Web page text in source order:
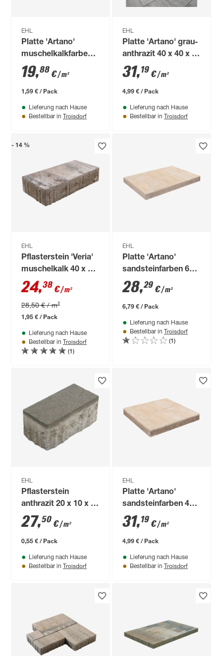
EHL
Platte 'Artano'
muschelkalkfarben
40 x 20 x 4 cm
19,88 €/ m²
1,59 € / Pack
Lieferung nach Hause
Bestellbar in Troisdorf
EHL
Platte 'Artano' grau-
anthrazit 40 x 40 x 4
cm
31,19 €/ m²
4,99 € / Pack
Lieferung nach Hause
Bestellbar in Troisdorf
- 14 %
EHL
Pflasterstein 'Veria'
muschelkalk 40 x 20
x 8 cm
24,38 €/ m²
28,50 € / m²
1,95 € / Pack
Lieferung nach Hause
Bestellbar in Troisdorf
(1)
EHL
Platte 'Artano'
sandsteinfarben 60 x
40 x 4 cm
28,29 €/ m²
6,79 € / Pack
Lieferung nach Hause
Bestellbar in Troisdorf
(1)
EHL
Pflasterstein
anthrazit 20 x 10 x 8
cm
27,50 €/ m²
0,55 € / Pack
Lieferung nach Hause
Bestellbar in Troisdorf
EHL
Platte 'Artano'
sandsteinfarben 40 x
40 x 4 cm
31,19 €/ m²
4,99 € / Pack
Lieferung nach Hause
Bestellbar in Troisdorf